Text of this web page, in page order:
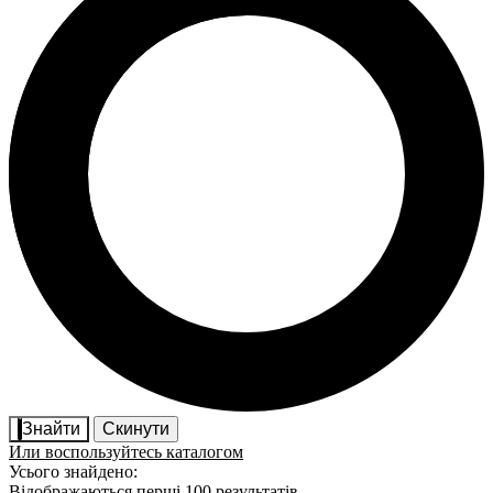
Знайти
Скинути
Или воспользуйтесь каталогом
Усього знайдено: